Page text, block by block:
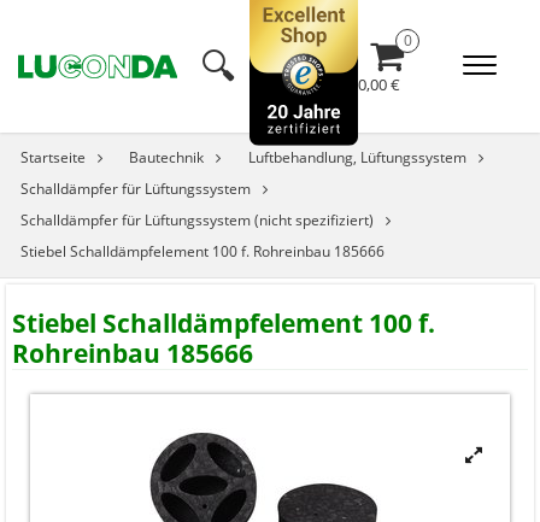
🔍︎ 0,00 €
Startseite Bautechnik
Luftbehandlung, Lüftungssystem
Schalldämpfer für Lüftungssystem
Schalldämpfer für Lüftungssystem (nicht spezifiziert)
Stiebel Schalldämpfelement 100 f. Rohreinbau 185666
Stiebel Schalldämpfelement 100 f.
Rohreinbau 185666

